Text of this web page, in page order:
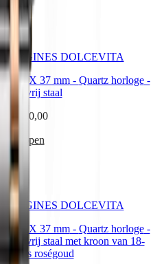
LONGINES DOLCEVITA
23.30 X 37 mm- Quartz horloge-
Roestvrij staal
€ 4.750,00
Nu kopen
LONGINES DOLCEVITA
23.30 X 37 mm- Quartz horloge-
Roestvrij staal met kroon van 18-
karaats roségoud